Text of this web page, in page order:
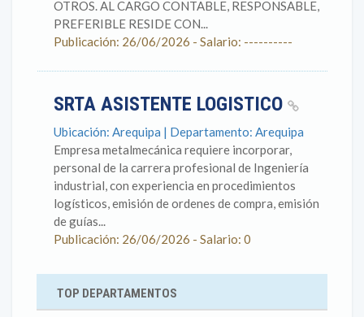
OTROS. AL CARGO CONTABLE, RESPONSABLE,
PREFERIBLE RESIDE CON...
Publicación: 26/06/2026 - Salario: ----------
SRTA ASISTENTE LOGISTICO
Ubicación: Arequipa | Departamento: Arequipa
Empresa metalmecánica requiere incorporar,
personal de la carrera profesional de Ingeniería
industrial, con experiencia en procedimientos
logísticos, emisión de ordenes de compra, emisión
de guías...
Publicación: 26/06/2026 - Salario: 0
TOP DEPARTAMENTOS